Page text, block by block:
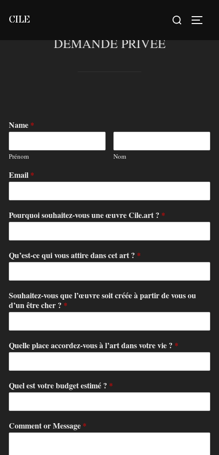
CILE Rechercher :
DEMANDE PRIVÉE
Name *
Prénom Nom
Email *
Pourquoi souhaitez-vous une œuvre Cile.art ? *
Qu’est-ce qui vous attire dans cet art ? *
Souhaitez-vous que l’œuvre soit créée à partir de vous ou
d’un être cher ? *
Quelle place accordez-vous à l’art dans votre vie ? *
Quel est votre budget estimé ? *
Comment or Message *